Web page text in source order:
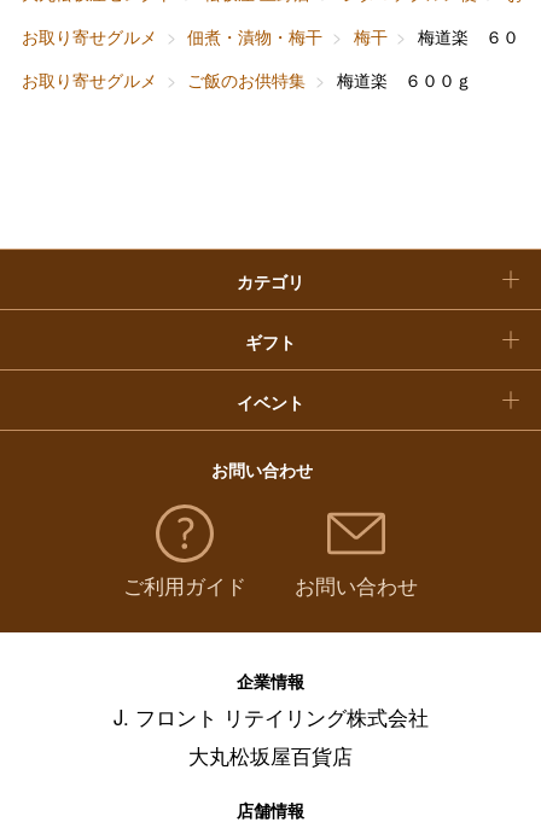
お取り寄せグルメ
佃煮・漬物・梅干 梅干
梅道楽 ６００
お取り寄せグルメ
ご飯のお供特集 梅道楽 ６００ｇ
カテゴリ
ベビー＆キッズ
ギフト
お香典返し
快気祝い
イベント
敬老の日
福袋
お問い合わせ
ご利用ガイド お問い合わせ
企業情報
J. フロント リテイリング株式会社
大丸松坂屋百貨店
店舗情報